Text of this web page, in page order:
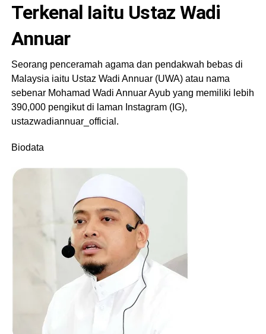
Terkenal Iaitu Ustaz Wadi
Annuar
Seorang penceramah agama dan pendakwah bebas di
Malaysia iaitu Ustaz Wadi Annuar (UWA) atau nama
sebenar Mohamad Wadi Annuar Ayub yang memiliki lebih
390,000 pengikut di laman Instagram (IG),
ustazwadiannuar_official.
Biodata